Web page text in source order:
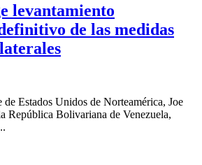
levantamiento
de las medidas
Estados Unidos de Norteamérica, Joe
República Bolivariana de Venezuela,